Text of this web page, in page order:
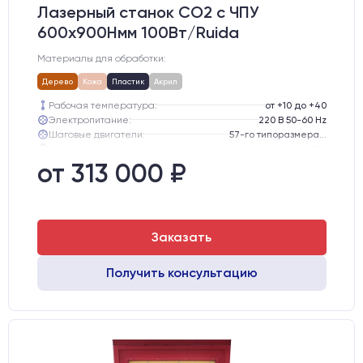
Лазерный станок CO2 c ЧПУ
600х900Hмм 100Вт/Ruida
Материалы для обработки:
Дерево Кожа Пластик Акрил
Рабочая температура:
от +10 до +40
Электропитание:
220 В 50-60 Hz
Шаговые двигатели:
Направляющие оси Y:
Направляющие оси Х:
от 313 000 ₽
Заказать
Получить консультацию